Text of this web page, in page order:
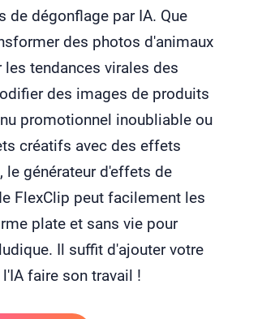
de dégonflage par IA. Que
des photos d'animaux
tendances virales des
des images de produits
promotionnel inoubliable ou
créatifs avec des effets
le générateur d'effets de
FlexClip peut facilement les
plate et sans vie pour
Il suffit d'ajouter votre
faire son travail !